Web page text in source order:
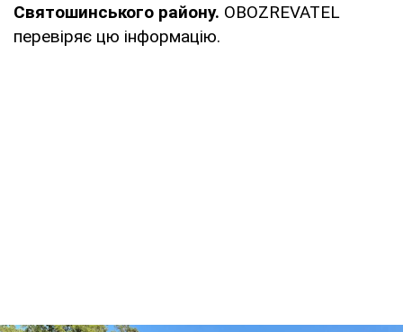
Святошинського району. OBOZREVATEL
перевіряє цю інформацію.